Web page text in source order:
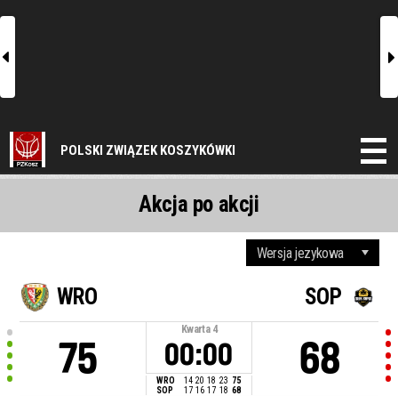
l r
POLSKI ZWIĄZEK KOSZYKÓWKI
WRO
75
Kwarta 4
00:00
WRO 14 20 18 23 75
SOP
17 16 17 18 68
SOP
68
Akcja po akcji